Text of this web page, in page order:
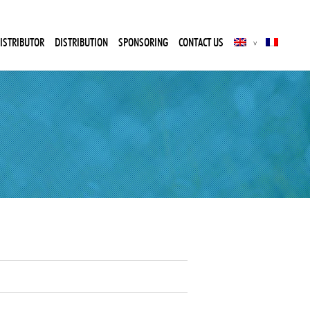
DISTRIBUTION SPONSORING CONTACT US